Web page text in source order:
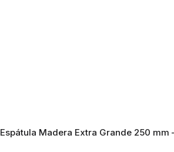
Espátula Madera Extra Grande 250 mm